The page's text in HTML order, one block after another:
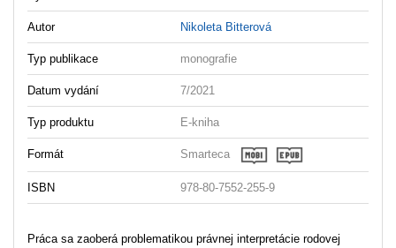
Autor Nikoleta Bitterová
Typ publikace monografie
Datum vydání 7/2021
Typ produktu E-kniha
Formát Smarteca
ISBN 978-80-7552-255-9
Práca sa zaoberá problematikou právnej interpretácie rodovej